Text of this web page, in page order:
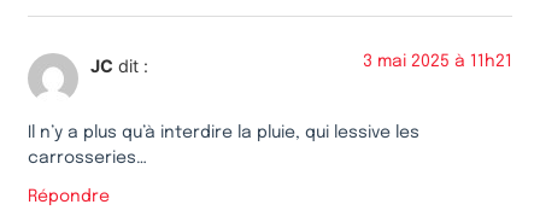
JC dit : 3 mai 2025 à 11h21
Il n’y a plus qu’à interdire la pluie, qui lessive les
carrosseries…
Répondre